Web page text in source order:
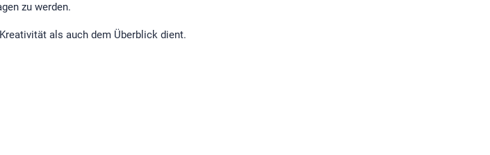
zu werden.
als auch dem Überblick dient.